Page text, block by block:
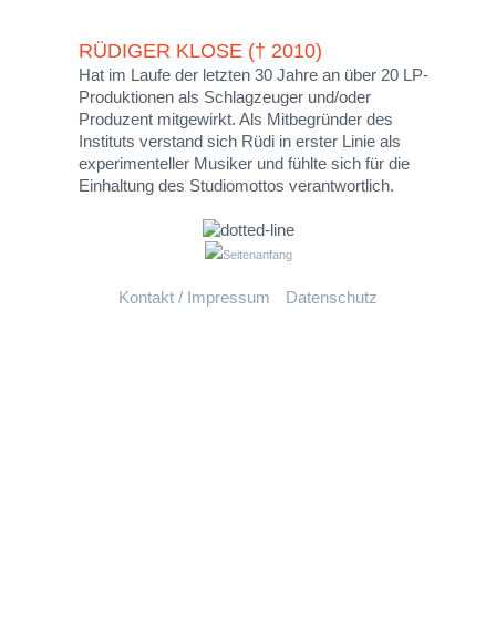
RÜDIGER KLOSE († 2010)
Hat im Laufe der letzten 30 Jahre an über 20 LP-
Produktionen als Schlagzeuger und/oder
Produzent mitgewirkt. Als Mitbegründer des
Instituts verstand sich Rüdi in erster Linie als
experimenteller Musiker und fühlte sich für die
Einhaltung des Studiomottos verantwortlich.
Seitenanfang
Kontakt / Impressum Datenschutz